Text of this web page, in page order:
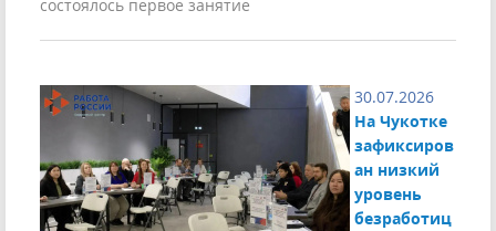
состоялось первое занятие
30.07.2026
На Чукотке
зафиксиров
ан низкий
уровень
безработиц